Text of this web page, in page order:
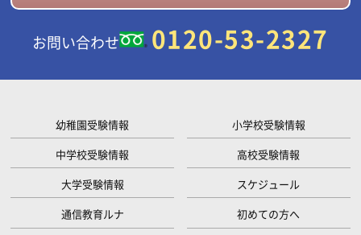
お問い合わせ 0120-53-2327
幼稚園受験情報
小学校受験情報
中学校受験情報
高校受験情報
大学受験情報
スケジュール
通信教育ルナ
初めての方へ